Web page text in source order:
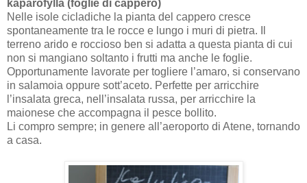
kaparofylla (foglie di cappero)
Nelle isole cicladiche la pianta del cappero cresce
spontaneamente tra le rocce e lungo i muri di pietra. Il
terreno arido e roccioso ben si adatta a questa pianta di cui
non si mangiano soltanto i frutti ma anche le foglie.
Opportunamente lavorate per togliere l’amaro, si conservano
in salamoia oppure sott’aceto. Perfette per arricchire
l’insalata greca, nell’insalata russa, per arricchire la
maionese che accompagna il pesce bollito.
Li compro sempre; in genere all’aeroporto di Atene, tornando
a casa.